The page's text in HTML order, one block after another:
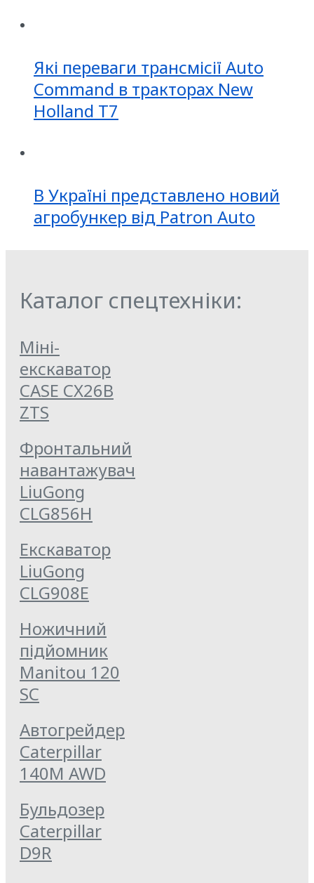
Які переваги трансмісії Auto
Command в тракторах New
Holland T7
В Україні представлено новий
агробункер від Patron Auto
Каталог спецтехніки:
Міні-
екскаватор
CASE CX26B
ZTS
Фронтальний
навантажувач
LiuGong
CLG856Н
Екскаватор
LiuGong
CLG908E
Ножичний
підйомник
Manitou 120
SC
Автогрейдер
Caterpillar
140M AWD
Бульдозер
Caterpillar
D9R